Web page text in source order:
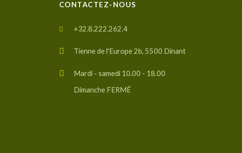
CONTACTEZ-NOUS
+32.8.222.262.4
Tienne de l'Europe 2b, 5500 Dinant
Mardi - samedi 10.00 - 18.00
Dimanche FERMÉ